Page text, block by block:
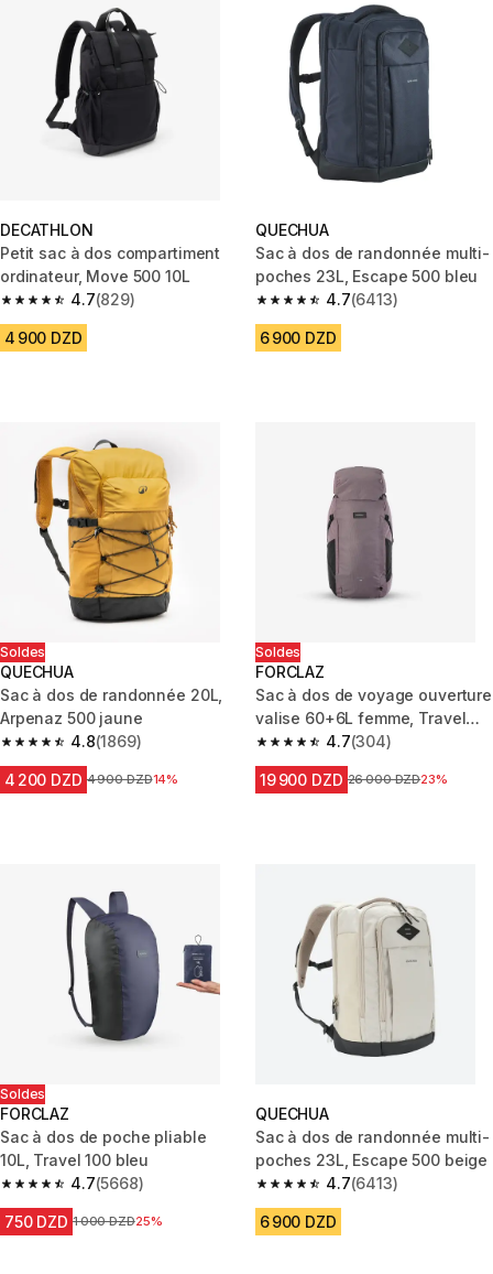
DECATHLON
Petit sac à dos compartiment
ordinateur, Move 500 10L
4.7
4.7 out of 5 stars from 829 reviews
(829)
4 900 DZD
QUECHUA
Sac à dos de randonnée multi-
poches 23L, Escape 500 bleu
4.7
4.7 out of 5 stars from 6413
(6413)
6 900 DZD
Soldes
QUECHUA
Sac à dos de randonnée 20L,
Arpenaz 500 jaune
4.8
4.8 out of 5 stars from 1869 reviews
(1869)
4 200 DZD Prix avant la réduction
4 900 DZD14%
Soldes
FORCLAZ
Sac à dos de voyage ouverture
valise 60+6L femme, Travel
900 marron4.7
4.7 out of 5 stars from 304
(304)
19 900 DZD Prix avant la réduction
26 000 DZD23%
Soldes
FORCLAZ
Sac à dos de poche pliable
10L, Travel 100 bleu
4.7
4.7 out of 5 stars from 5668 reviews
(5668)
750 DZD Prix avant la réduction
1 000 DZD25%
QUECHUA
Sac à dos de randonnée multi-
poches 23L, Escape 500 beige
4.7
4.7 out of 5 stars from 6413
(6413)
6 900 DZD